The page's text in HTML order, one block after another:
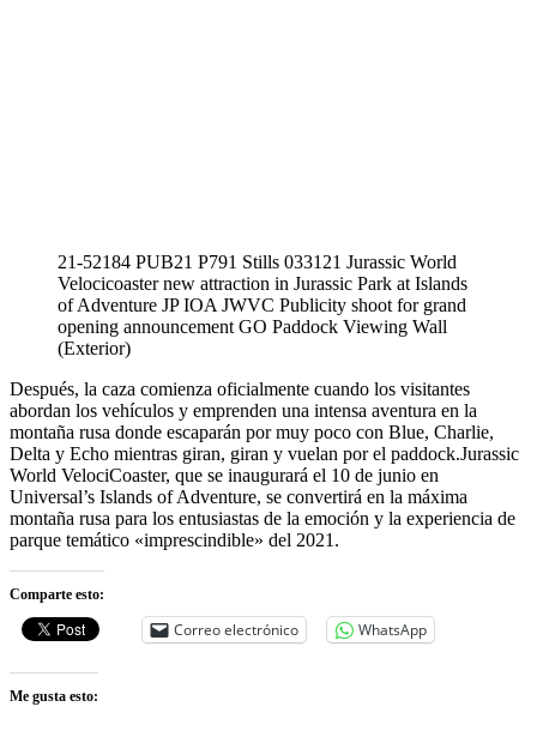
21-52184 PUB21 P791 Stills 033121 Jurassic World
Velocicoaster new attraction in Jurassic Park at Islands
of Adventure JP IOA JWVC Publicity shoot for grand
opening announcement GO Paddock Viewing Wall
(Exterior)
Después, la caza comienza oficialmente cuando los visitantes
abordan los vehículos y emprenden una intensa aventura en la
montaña rusa donde escaparán por muy poco con Blue, Charlie,
Delta y Echo mientras giran, giran y vuelan por el paddock.Jurassic
World VelociCoaster, que se inaugurará el 10 de junio en
Universal’s Islands of Adventure, se convertirá en la máxima
montaña rusa para los entusiastas de la emoción y la experiencia de
parque temático «imprescindible» del 2021.
Comparte esto:
Correo electrónico WhatsApp
Me gusta esto: